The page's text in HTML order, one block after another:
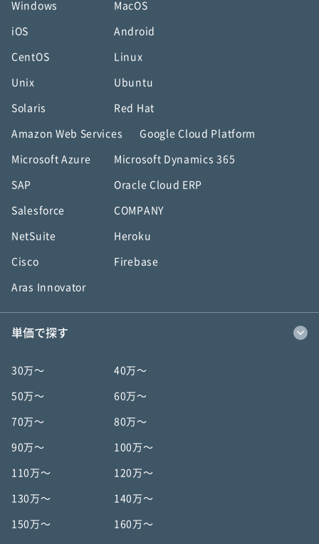
Windows MacOS
iOS Android
CentOS Linux
Unix Ubuntu
Solaris Red Hat
Amazon Web Services Google Cloud Platform
Microsoft Azure Microsoft Dynamics 365
SAP Oracle Cloud ERP
Salesforce COMPANY
NetSuite Heroku
Cisco Firebase
Aras Innovator
単価で探す
30万〜 40万〜
50万〜 60万〜
70万〜 80万〜
90万〜 100万〜
110万〜 120万〜
130万〜 140万〜
150万〜 160万〜